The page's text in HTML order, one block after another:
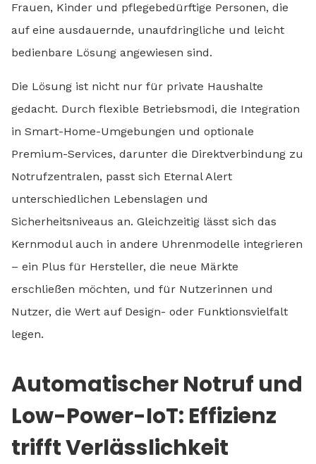
Frauen, Kinder und pflegebedürftige Personen, die
auf eine ausdauernde, unaufdringliche und leicht
bedienbare Lösung angewiesen sind.
Die Lösung ist nicht nur für private Haushalte
gedacht. Durch flexible Betriebsmodi, die Integration
in Smart-Home-Umgebungen und optionale
Premium-Services, darunter die Direktverbindung zu
Notrufzentralen, passt sich Eternal Alert
unterschiedlichen Lebenslagen und
Sicherheitsniveaus an. Gleichzeitig lässt sich das
Kernmodul auch in andere Uhrenmodelle integrieren
– ein Plus für Hersteller, die neue Märkte
erschließen möchten, und für Nutzerinnen und
Nutzer, die Wert auf Design- oder Funktionsvielfalt
legen.
Automatischer Notruf und
Low-Power-IoT: Effizienz
trifft Verlässlichkeit